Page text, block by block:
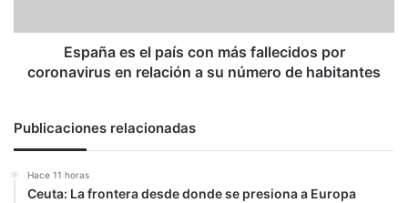
coronavirus
relación
número
España es el país con más fallecidos por
coronavirus en relación a su número de habitantes
Publicaciones relacionadas
Hace 11 horas
Ceuta: La frontera desde donde se presiona a Europa